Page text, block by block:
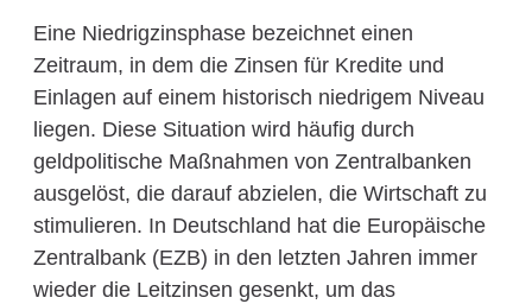
Eine Niedrigzinsphase bezeichnet einen
Zeitraum, in dem die Zinsen für Kredite und
Einlagen auf einem historisch niedrigem Niveau
liegen. Diese Situation wird häufig durch
geldpolitische Maßnahmen von Zentralbanken
ausgelöst, die darauf abzielen, die Wirtschaft zu
stimulieren. In Deutschland hat die Europäische
Zentralbank (EZB) in den letzten Jahren immer
wieder die Leitzinsen gesenkt, um das